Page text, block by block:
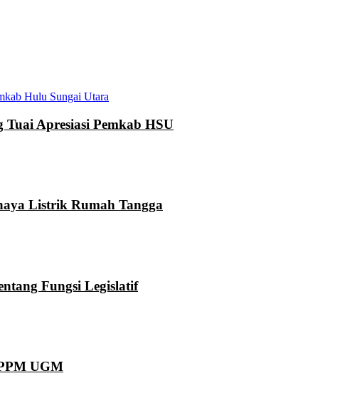
Hulu Sungai Utara
Apresiasi Pemkab HSU
Listrik Rumah Tangga
Fungsi Legislatif
UGM